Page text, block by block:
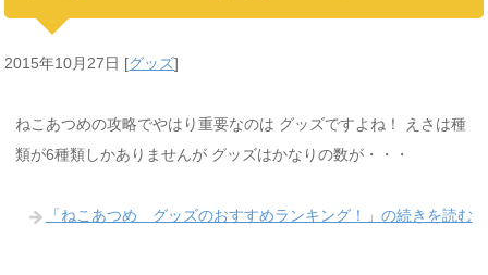
2015年10月27日 [グッズ]
ねこあつめの攻略でやはり重要なのは グッズですよね！ えさは種
類が6種類しかありませんが グッズはかなりの数が・・・
「ねこあつめ グッズのおすすめランキング！」の続きを読む